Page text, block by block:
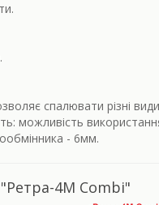
спалювати різні
можливість
- 6мм.
4М Combi"